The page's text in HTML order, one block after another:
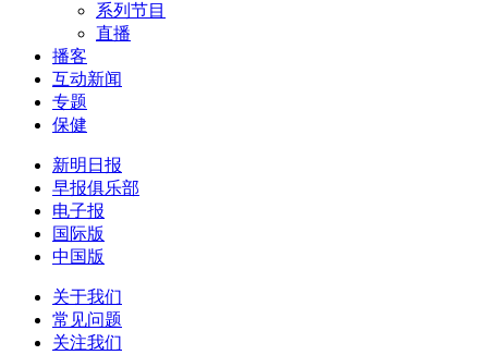
系列节目
直播
播客
互动新闻
专题
保健
新明日报
早报俱乐部
电子报
国际版
中国版
关于我们
常见问题
关注我们